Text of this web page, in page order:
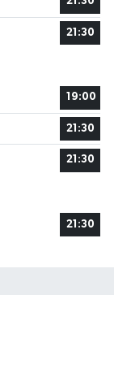
21:30
19:00
21:30
21:30
21:30